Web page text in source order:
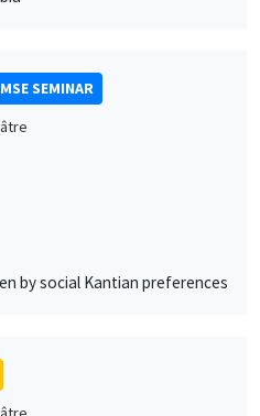
SEMINAR
by social Kantian preferences